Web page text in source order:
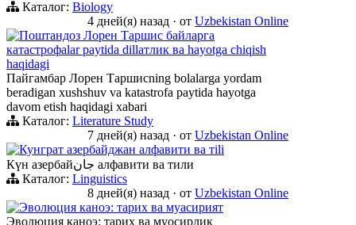
Каталог: Biology
4 дней(я) назад · от Uzbekistan Online
Поштандоз Лорен Таршис байларга
катастрофalar paytida dillатлик ва hayotga chiqish
haqidagi
Пайгамбар Лорен Таршисning bolalarga yordam
beradigan xushshuv va katastrofa paytida hayotga
davom etish haqidagi xabari
Каталог: Literature Study
7 дней(я) назад · от Uzbekistan Online
Кунграт азербайджан алфавити ва тili
Күн азербайجان алфавити ва тили
Каталог: Linguistics
8 дней(я) назад · от Uzbekistan Online
Эволюция каноэ: тарих ва муасирият
Эволюция каноэ: тарих ва муосирлик